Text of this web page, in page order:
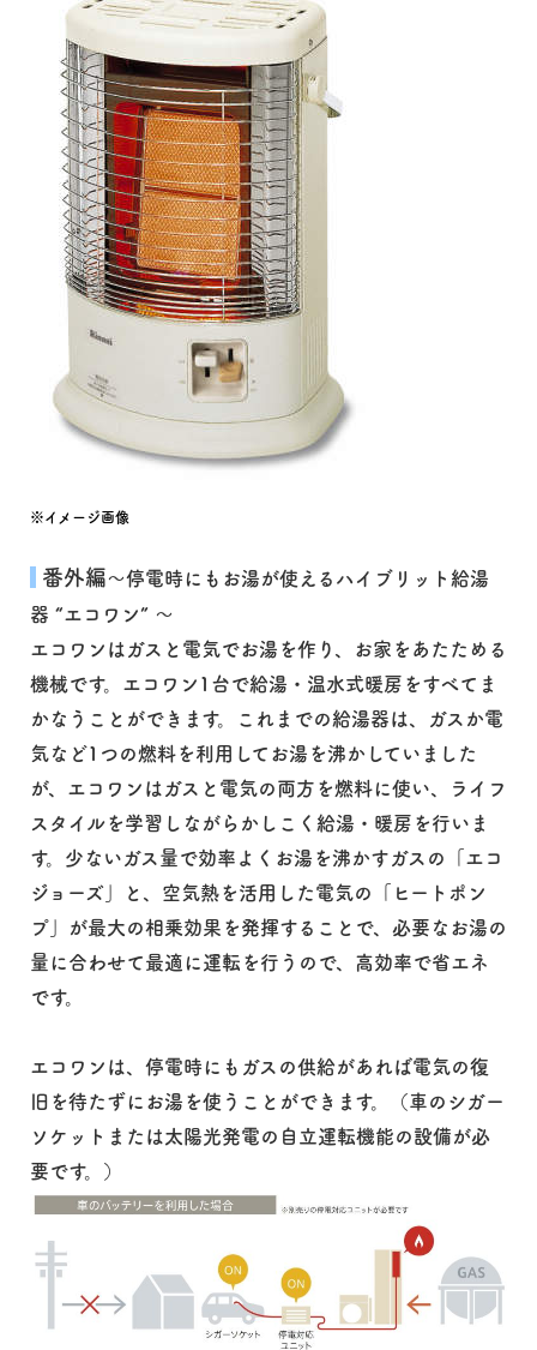
※イメージ画像
番外編～停電時にもお湯が使えるハイブリット給湯
器 “エコワン” ～
エコワンはガスと電気でお湯を作り、お家をあたためる
機械です。エコワン1台で給湯・温水式暖房をすべてま
かなうことができます。これまでの給湯器は、ガスか電
気など1つの燃料を利用してお湯を沸かしていました
が、エコワンはガスと電気の両方を燃料に使い、ライフ
スタイルを学習しながらかしこく給湯・暖房を行いま
す。少ないガス量で効率よくお湯を沸かすガスの「エコ
ジョーズ」と、空気熱を活用した電気の「ヒートポン
プ」が最大の相乗効果を発揮することで、必要なお湯の
量に合わせて最適に運転を行うので、高効率で省エネ
です。
エコワンは、停電時にもガスの供給があれば電気の復
旧を待たずにお湯を使うことができます。（車のシガー
ソケットまたは太陽光発電の自立運転機能の設備が必
要です。）